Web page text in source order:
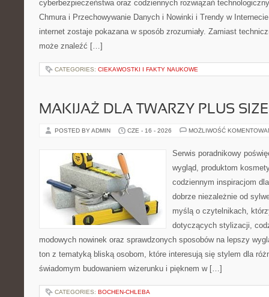
cyberbezpieczeństwa oraz codziennych rozwiązań
Chmura i Przechowywanie Danych i Nowinki i Trendy w
internet zostaje pokazana w sposób zrozumiały. Zamiast
może znaleźć […]
CATEGORIES: CIEKAWOSTKI I FAKTY NAUKOWE
MAKIJAŻ DLA TWARZY PLUS SIZE
POSTED BY ADMIN CZE - 16 - 2026 MOŻLIWOŚĆ
Serwis poradnikowy
wygląd, produktom
codziennym inspiracjom
dobrze niezależnie od
myślą o czytelnikach,
dotyczących stylizacji,
modowych nowinek oraz sprawdzonych sposobów na lepszy
ton z tematyką bliską osobom, które interesują się stylem dla
świadomym budowaniem wizerunku i pięknem w […]
CATEGORIES: BOCHEN-CHLEBA